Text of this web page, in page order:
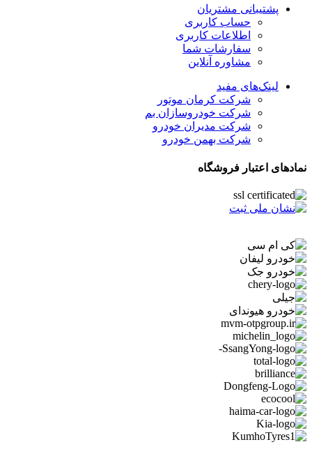
پشتیبانی مشتریان
حساب کاربری
اطلاعات کاربری
سفارشات شما
مشاوره آنلاین
لینک‌های مفید
شرکت کرمان موتور
شرکت خودروسازان بم
شرکت مدیران خودرو
شرکت بهمن خودرو
نمادهای اعتبار فروشگاه